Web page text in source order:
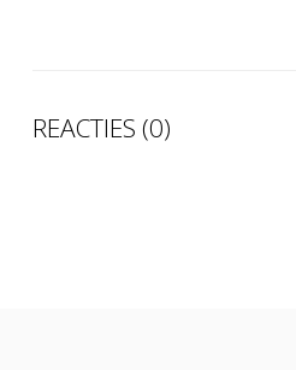
REACTIES (0)